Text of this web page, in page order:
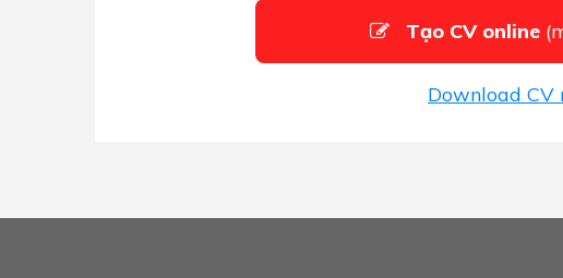
Tạo CV online
Download CV